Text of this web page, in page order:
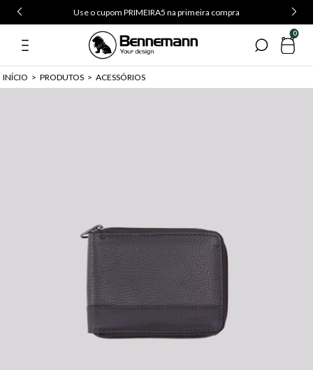
Use o cupom PRIMEIRA5 na primeira compra
0
INÍCIO > PRODUTOS > ACESSÓRIOS